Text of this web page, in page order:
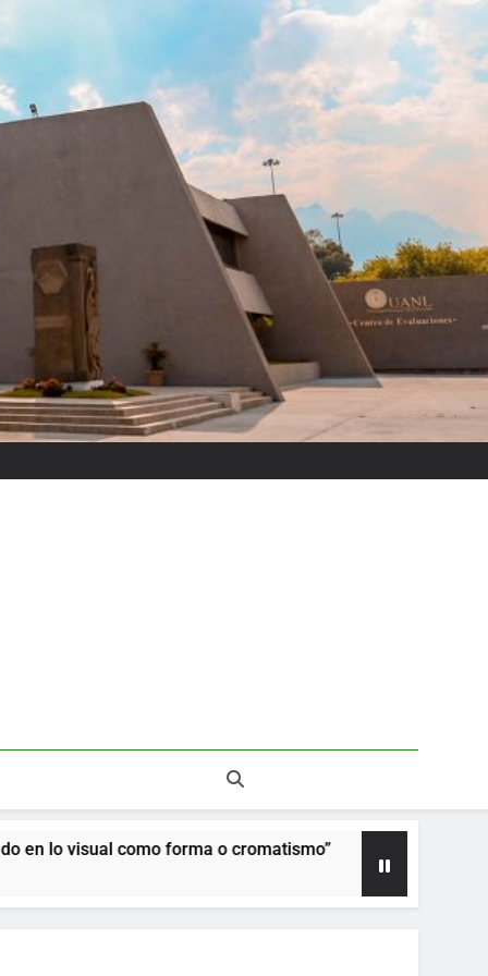
forma o cromatismo” La poética de los